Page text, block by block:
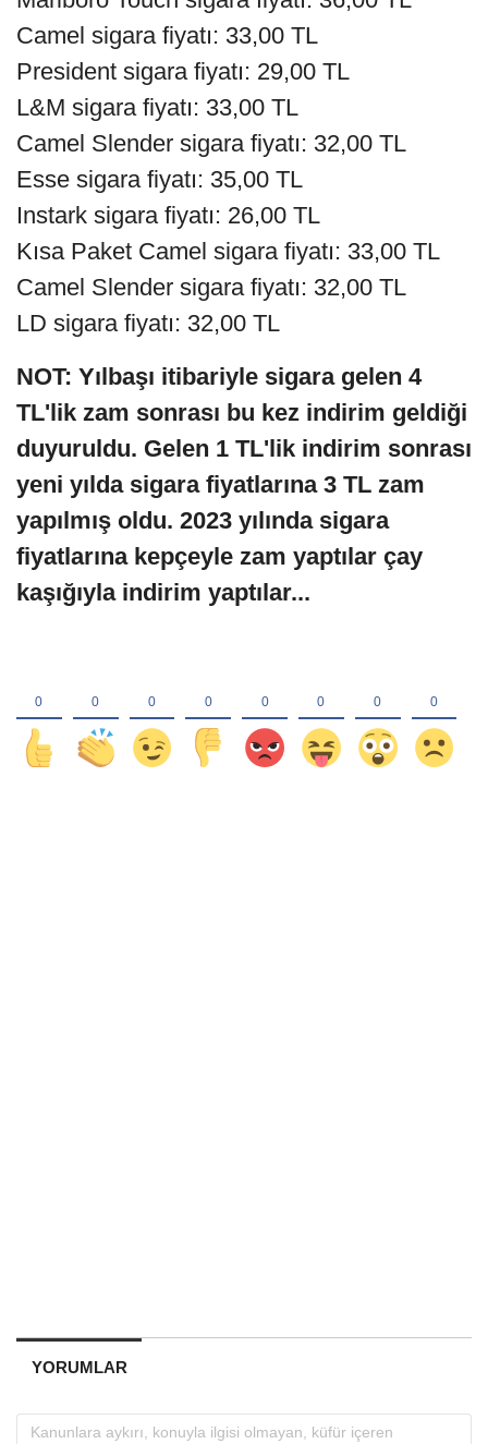
Camel sigara fiyatı: 33,00 TL
President sigara fiyatı: 29,00 TL
L&M sigara fiyatı: 33,00 TL
Camel Slender sigara fiyatı: 32,00 TL
Esse sigara fiyatı: 35,00 TL
Instark sigara fiyatı: 26,00 TL
Kısa Paket Camel sigara fiyatı: 33,00 TL
Camel Slender sigara fiyatı: 32,00 TL
LD sigara fiyatı: 32,00 TL
NOT: Yılbaşı itibariyle sigara gelen 4
TL'lik zam sonrası bu kez indirim geldiği
duyuruldu. Gelen 1 TL'lik indirim sonrası
yeni yılda sigara fiyatlarına 3 TL zam
yapılmış oldu. 2023 yılında sigara
fiyatlarına kepçeyle zam yaptılar çay
kaşığıyla indirim yaptılar...
YORUMLAR